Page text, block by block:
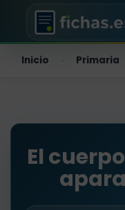
Inicio Primaria
El